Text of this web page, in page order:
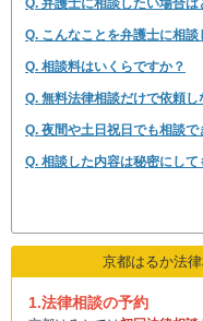
Q. 弁護士に相談したい場合
Q. こんなことを弁護士に相
Q. 相談料はいくらですか？
Q. 無料法律相談だけで依頼
Q. 夜間や土日祝日でも相談で
Q. 相談した内容は秘密にして
京都はるか法
1.法律相談の予約